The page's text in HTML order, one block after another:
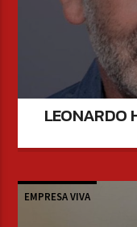
LEONARDO
EMPRESA VIVA